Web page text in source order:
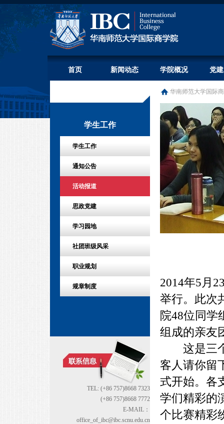
首页 新闻动态 学院概况 党
学生工作
学生工作
通知公告
活动报道
思政党建
学习园地
社团班级风采
职业规划
规章制度
TEL: (+86 757)8668 7323
(+86 757)8668 7772
E-MAIL：
office_of_ibc@ibc.scnu.edu.cn
华南师范大学国际
2014年5月
举行。此次
院48位同学
组成的亲友
这是三个
客人请你留
式开始。各
学们精彩的
个比赛精彩